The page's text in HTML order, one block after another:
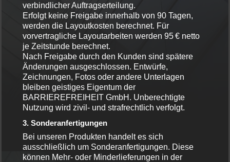
verbindlicher Auftragserteilung.
Erfolgt keine Freigabe innerhalb von 90 Tagen,
werden die Layoutkosten berechnet. Für
vorvertragliche Layoutarbeiten werden 95 € netto
je Zeitstunde berechnet.
Nach Freigabe durch den Kunden sind spätere
Änderungen ausgeschlossen. Entwürfe,
Zeichnungen, Fotos oder andere Unterlagen
bleiben geistiges Eigentum der
BARRIEREFREIHEIT GmbH. Unberechtigte
Nutzung wird zivil- und strafrechtlich verfolgt.
3. Sonderanfertigungen
Bei unseren Produkten handelt es sich
ausschließlich um Sonderanfertigungen. Diese
können Mehr- oder Minderlieferungen in der